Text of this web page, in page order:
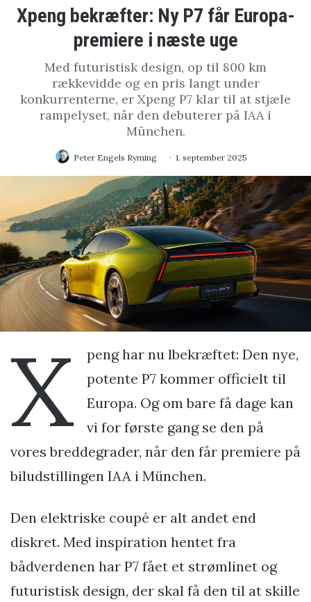
Xpeng bekræfter: Ny P7 får Europa-
premiere i næste uge
Med futuristisk design, op til 800 km
rækkevidde og en pris langt under
konkurrenterne, er Xpeng P7 klar til at stjæle
rampelyset, når den debuterer på IAA i
München.
Peter Engels Ryming 1. september 2025
X
peng har nu lbekræftet: Den nye,
potente P7 kommer officielt til
Europa. Og om bare få dage kan
vi for første gang se den på
vores breddegrader, når den får premiere på
biludstillingen IAA i München.
Den elektriske coupé er alt andet end
diskret. Med inspiration hentet fra
bådverdenen har P7 fået et strømlinet og
futuristisk design, der skal få den til at skille